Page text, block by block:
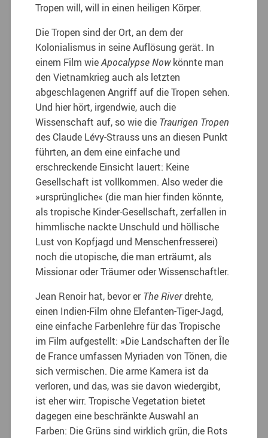
Tropen will, will in einen heiligen Körper.
Die Tropen sind der Ort, an dem der
Kolonialismus in seine Auflösung gerät. In
einem Film wieApocalypse Nowkönnte man
den Vietnamkrieg auch als letzten
abgeschlagenen Angriff auf die Tropen sehen.
Und hier hört, irgendwie, auch die
Wissenschaft auf, so wie die Traurigen Tropen
des Claude Lévy-Strauss uns an diesen Punkt
führten, an dem eine einfache und
erschreckende Einsicht lauert: Keine
Gesellschaft ist vollkommen. Also weder die
»ursprüngliche« (die man hier finden könnte,
als tropische Kinder-Gesellschaft, zerfallen in
himmlische nackte Unschuld und höllische
Lust von Kopfjagd und Menschenfresserei)
noch die utopische, die man erträumt, als
Missionar oder Träumer oder Wissenschaftler.
Jean Renoir hat, bevor erThe Riverdrehte,
einen Indien-Film ohne Elefanten-Tiger-Jagd,
eine einfache Farbenlehre für das Tropische
im Film aufgestellt: »Die Landschaften der Île
de France umfassen Myriaden von Tönen, die
sich vermischen. Die arme Kamera ist da
verloren, und das, was sie davon wiedergibt,
ist eher wirr. Tropische Vegetation bietet
dagegen eine beschränkte Auswahl an
Farben: Die Grüns sind wirklich grün, die Rots